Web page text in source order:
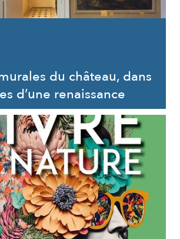
du château, dans
d’une renaissance